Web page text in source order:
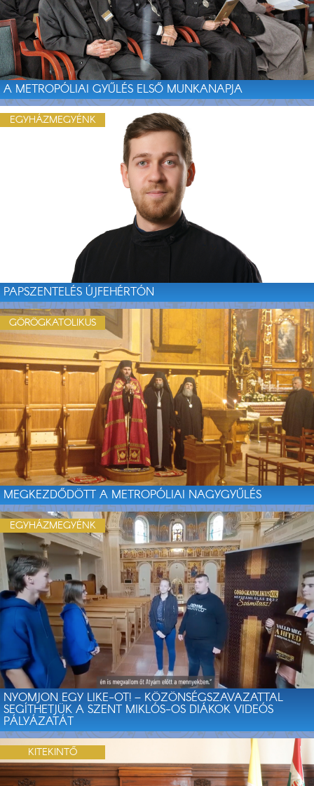
A METROPÓLIAI GYŰLÉS ELSŐ MUNKANAPJA
PAPSZENTELÉS ÚJFEHÉRTÓN
EGYHÁZMEGYÉNK
MEGKEZDŐDÖTT A METROPÓLIAI NAGYGYŰLÉS
GÖRÖGKATOLIKUS
NYOMJON EGY LIKE-OT! – KÖZÖNSÉGSZAVAZATTAL
SEGÍTHETJÜK A SZENT MIKLÓS-OS DIÁKOK VIDEÓS
PÁLYÁZATÁT
EGYHÁZMEGYÉNK
KITEKINTŐ